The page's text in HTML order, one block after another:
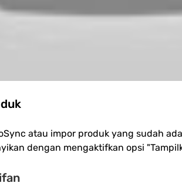
atau impor produk yang sudah
dengan mengaktifkan opsi